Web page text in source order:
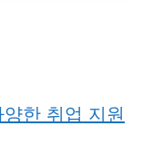
한 취업 지원